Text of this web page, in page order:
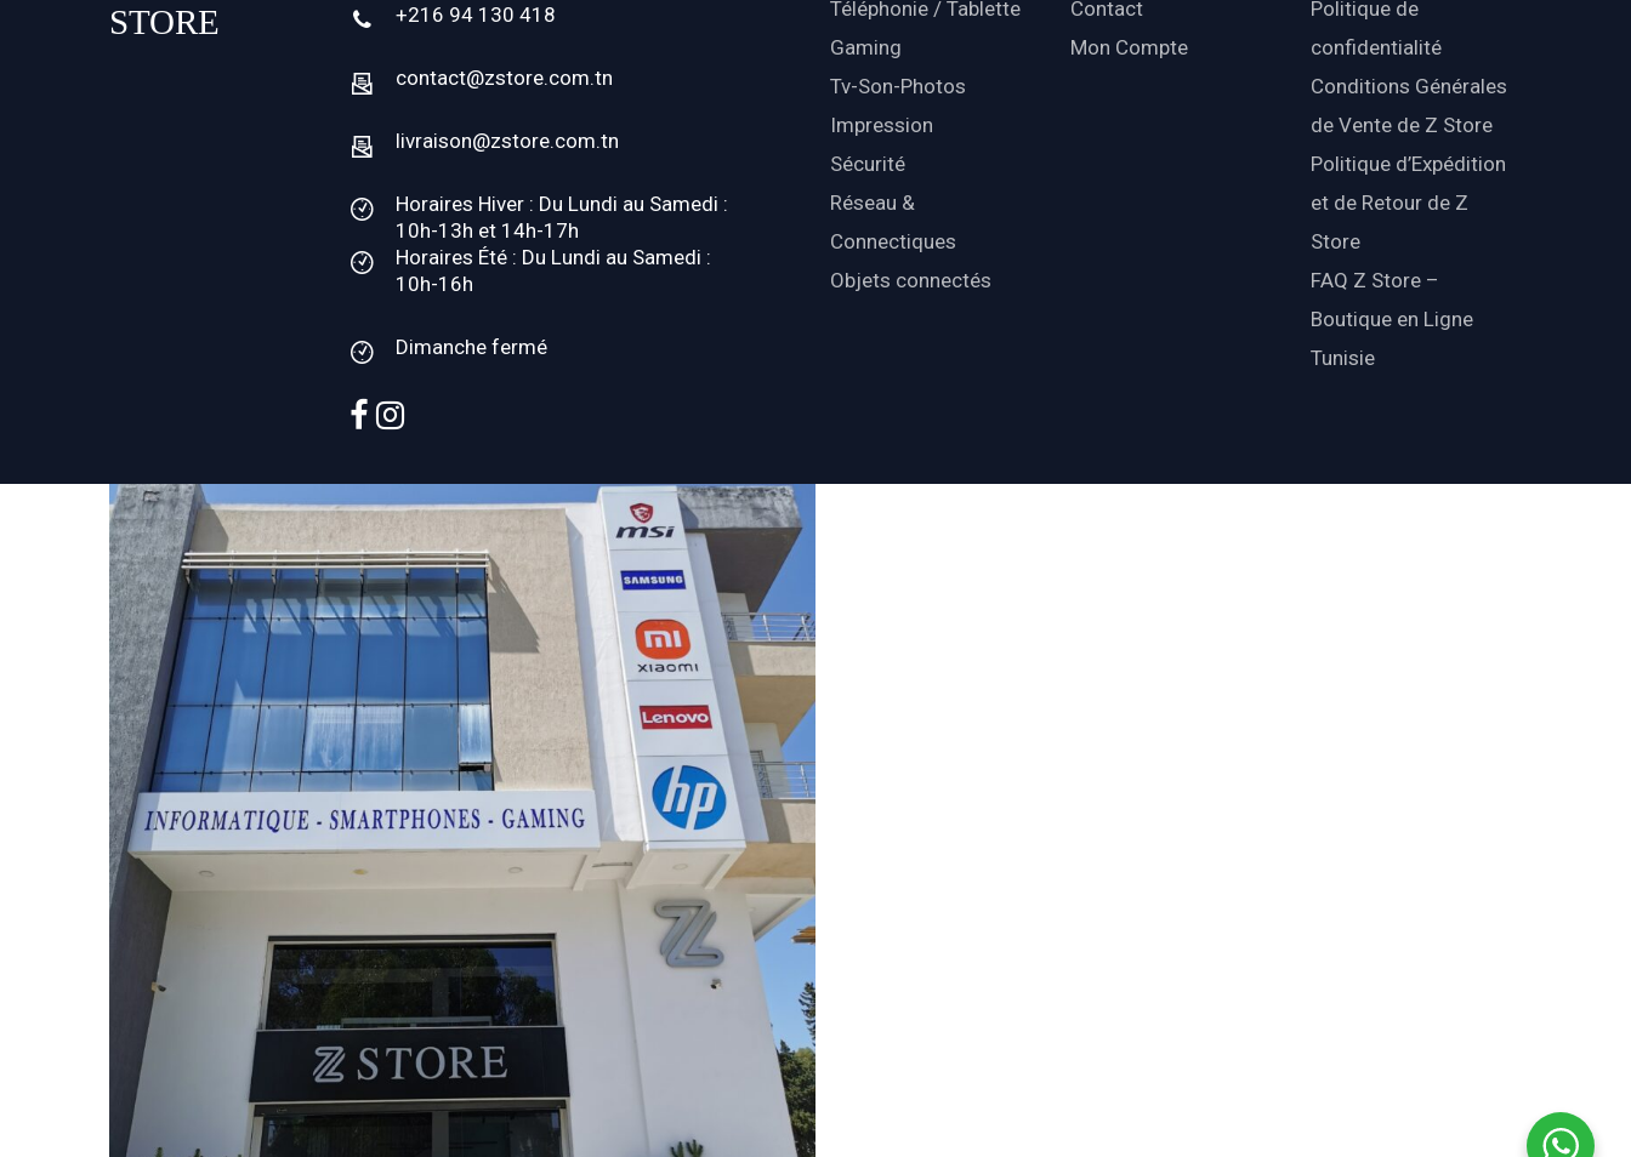
+216 94 130 418
contact@zstore.com.tn
livraison@zstore.com.tn
Horaires Hiver : Du Lundi au Samedi :
10h-13h et 14h-17h
Horaires Été : Du Lundi au Samedi :
10h-16h
Dimanche fermé
facebook
instagram
Téléphonie / Tablette
Gaming
Tv-Son-Photos
Impression
Sécurité
Réseau &
Connectiques
Objets connectés
Contact
Mon Compte
Politique de
confidentialité
Conditions Générales
de Vente de Z Store
Politique d’Expédition
et de Retour de Z
Store
FAQ Z Store –
Boutique en Ligne
Tunisie